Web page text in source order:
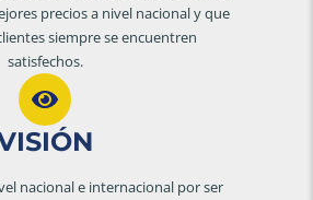
precios a nivel nacional y que
siempre se encuentren
satisfechos.
nacional e internacional por ser